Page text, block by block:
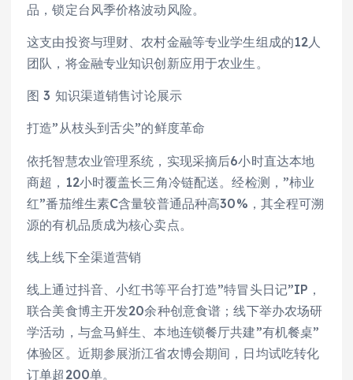
品，锁定台风季价格波动风险。
这支由投资与理财、农村金融等专业学生组成的12人
团队，将金融专业知识创新应用于农业生。
图 3 知识渠道销售讨论展示
打造”从枝头到舌尖”的鲜度革命
依托智慧农业管理系统，实现采摘后6小时直达本地
商超，12小时覆盖长三角冷链配送。经检测，”柿业
红”番茄维生素C含量较普通品种高30%，其全程可溯
源的有机品质成为核心卖点。
线上线下全渠道营销
线上通过抖音、小红书等平台打造”特冒头日记”IP，
联合美食博主开发20余种创意食谱；线下举办农场研
学活动，与盒马鲜生、本地连锁餐厅共建”有机餐桌”
体验区。近期参展浙江省农博会期间，日均试吃转化
订单超200单。